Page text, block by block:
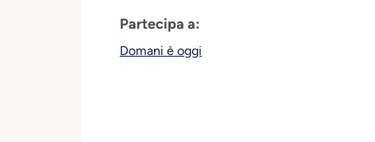
Partecipa a:
Domani è oggi